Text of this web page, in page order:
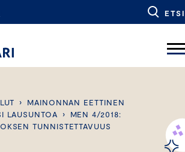
ETSI
›
MAINONNAN EETTINEN
LAUSUNTOA ›
MEN 4/2018:
TUNNISTETTAVUUS